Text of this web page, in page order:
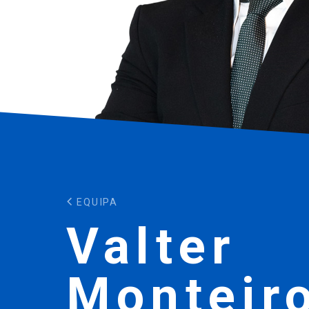
EQUIPA
Valter